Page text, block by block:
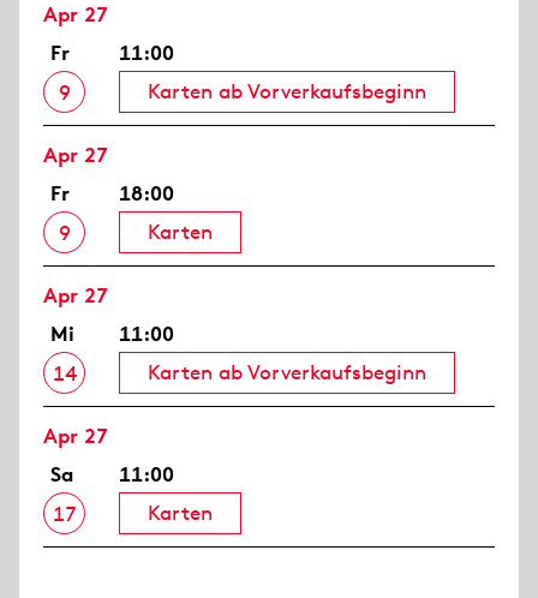
Apr 27
Fr
9
11:00
Karten ab Vorverkaufsbeginn
Apr 27
Fr
9
18:00
Karten
Apr 27
Mi
14
11:00
Karten ab Vorverkaufsbeginn
Apr 27
Sa
17
11:00
Karten